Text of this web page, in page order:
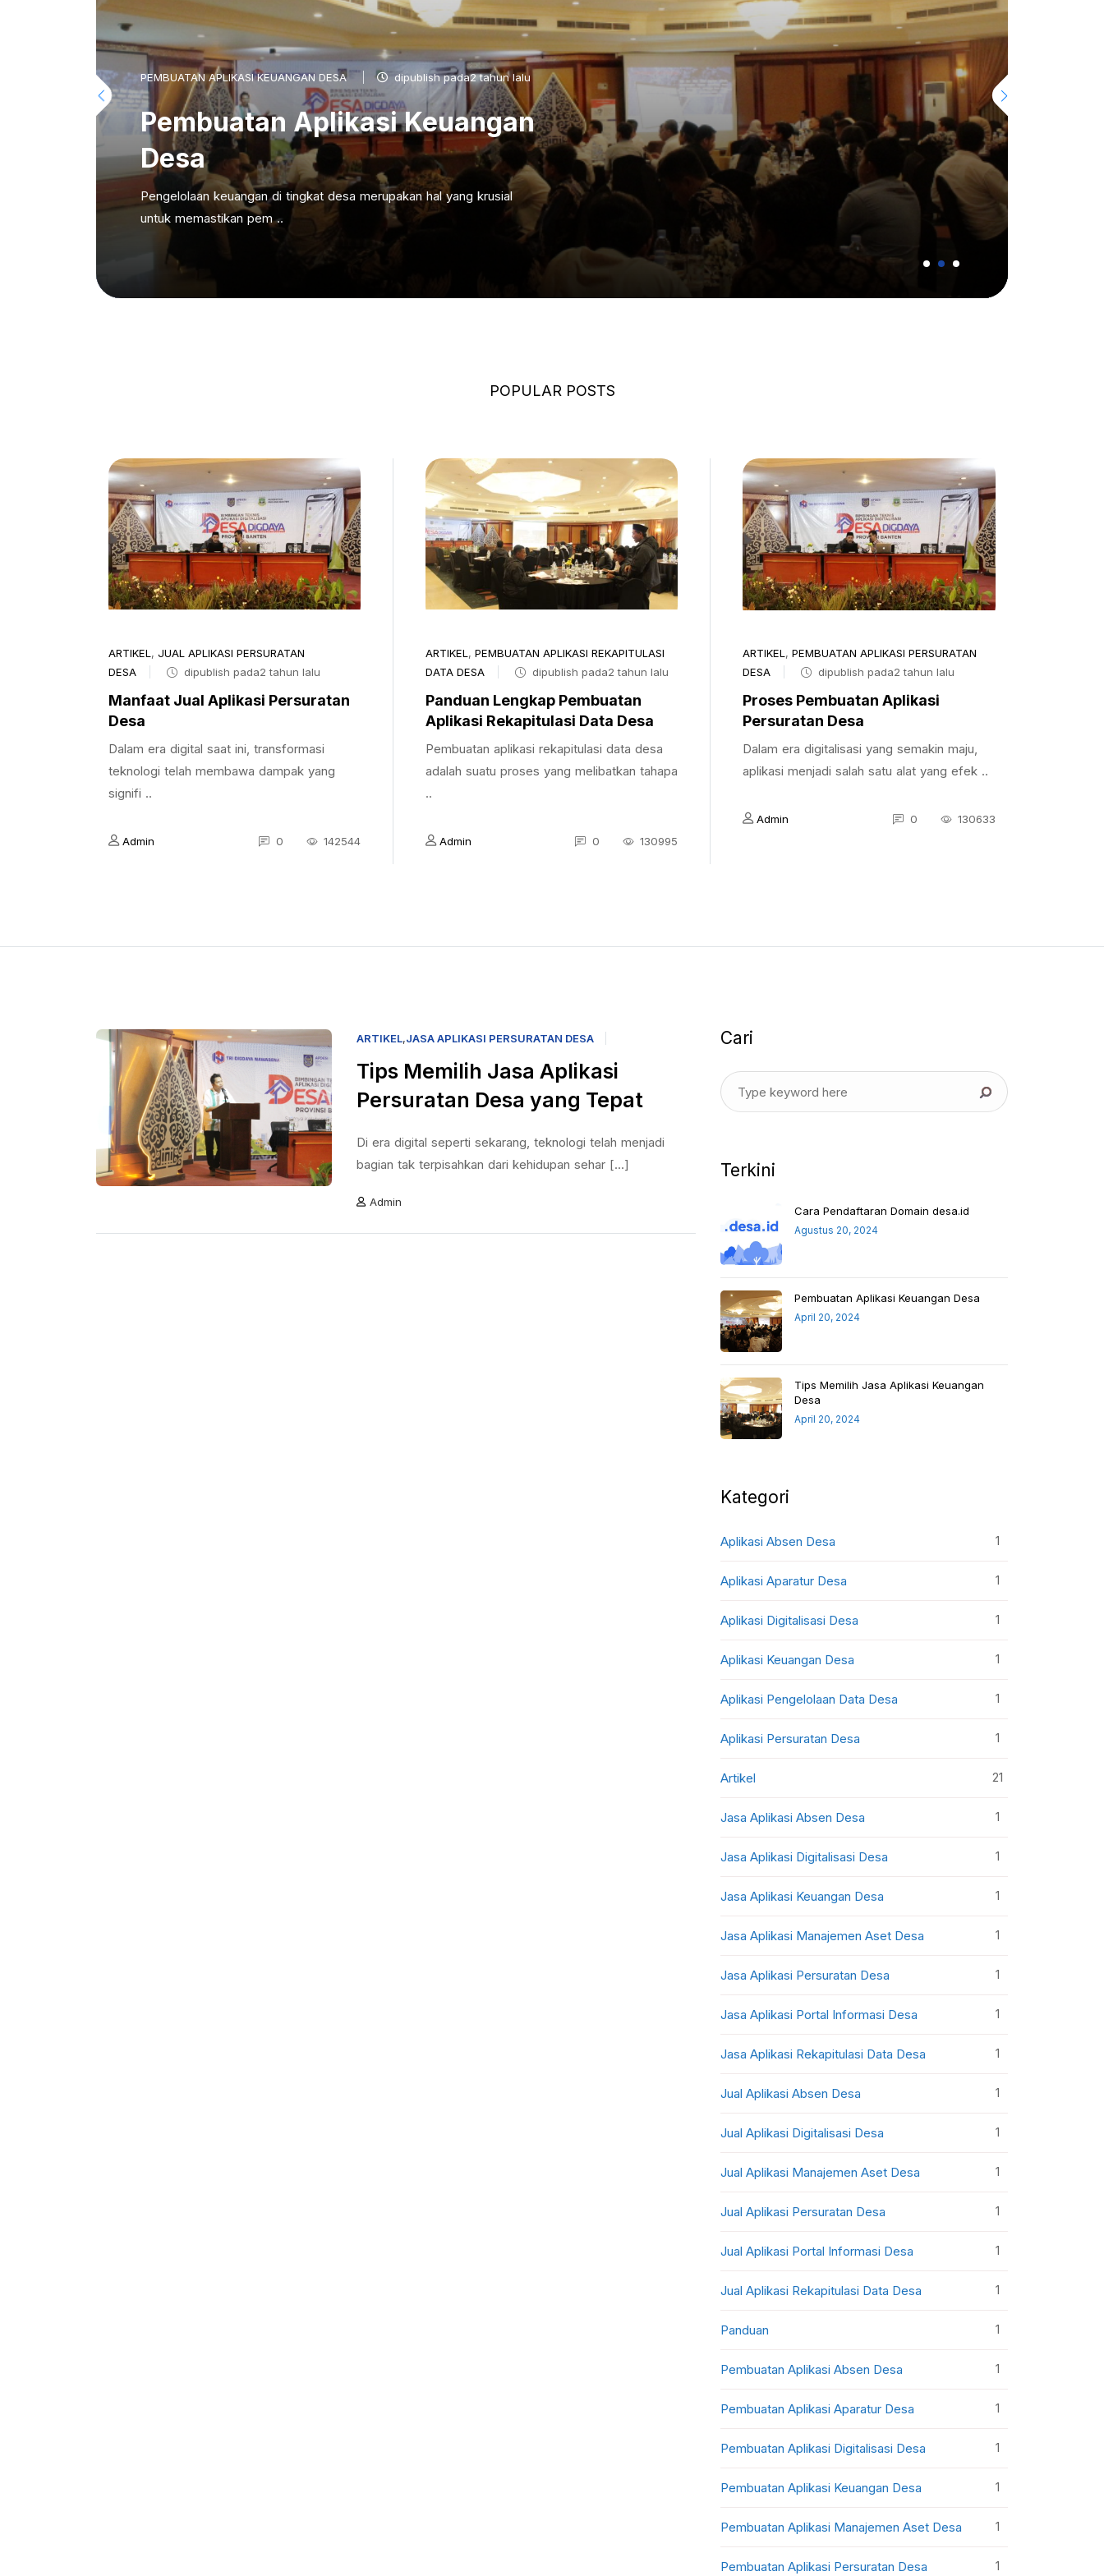
PEMBUATAN APLIKASI KEUANGAN DESA dipublish pada2 tahun lalu
Pembuatan Aplikasi Keuangan
Desa
Pengelolaan keuangan di tingkat desa merupakan hal yang krusial
untuk memastikan pem ..
POPULAR POSTS
ARTIKEL , JUAL APLIKASI PERSURATAN
DESA
dipublish pada2 tahun lalu
Manfaat Jual Aplikasi Persuratan
Desa
Dalam era digital saat ini, transformasi
teknologi telah membawa dampak yang
signifi ..
Admin 0 142544
ARTIKEL , PEMBUATAN APLIKASI REKAPITULASI
DATA DESA
dipublish pada2 tahun lalu
Panduan Lengkap Pembuatan
Aplikasi Rekapitulasi Data Desa
Pembuatan aplikasi rekapitulasi data desa
adalah suatu proses yang melibatkan tahapa
..
Admin 0 130995
ARTIKEL , PEMBUATAN APLIKASI PERSURATAN
DESA
dipublish pada2 tahun lalu
Proses Pembuatan Aplikasi
Persuratan Desa
Dalam era digitalisasi yang semakin maju,
aplikasi menjadi salah satu alat yang efek ..
Admin 0 130633
ARTIKEL,JASA APLIKASI PERSURATAN DESA
Tips Memilih Jasa Aplikasi
Persuratan Desa yang Tepat
Di era digital seperti sekarang, teknologi telah menjadi
bagian tak terpisahkan dari kehidupan sehar [...]
Admin
Cari
Terkini
Cara Pendaftaran Domain desa.id
Agustus 20, 2024
Pembuatan Aplikasi Keuangan Desa
April 20, 2024
Tips Memilih Jasa Aplikasi Keuangan
Desa
April 20, 2024
Kategori
Aplikasi Absen Desa 1
Aplikasi Aparatur Desa 1
Aplikasi Digitalisasi Desa 1
Aplikasi Keuangan Desa 1
Aplikasi Pengelolaan Data Desa 1
Aplikasi Persuratan Desa 1
Artikel 21
Jasa Aplikasi Absen Desa 1
Jasa Aplikasi Digitalisasi Desa 1
Jasa Aplikasi Keuangan Desa 1
Jasa Aplikasi Manajemen Aset Desa 1
Jasa Aplikasi Persuratan Desa 1
Jasa Aplikasi Portal Informasi Desa 1
Jasa Aplikasi Rekapitulasi Data Desa 1
Jual Aplikasi Absen Desa 1
Jual Aplikasi Digitalisasi Desa 1
Jual Aplikasi Manajemen Aset Desa 1
Jual Aplikasi Persuratan Desa 1
Jual Aplikasi Portal Informasi Desa 1
Jual Aplikasi Rekapitulasi Data Desa 1
Panduan 1
Pembuatan Aplikasi Absen Desa 1
Pembuatan Aplikasi Aparatur Desa 1
Pembuatan Aplikasi Digitalisasi Desa 1
Pembuatan Aplikasi Keuangan Desa 1
Pembuatan Aplikasi Manajemen Aset Desa 1
Pembuatan Aplikasi Persuratan Desa 1